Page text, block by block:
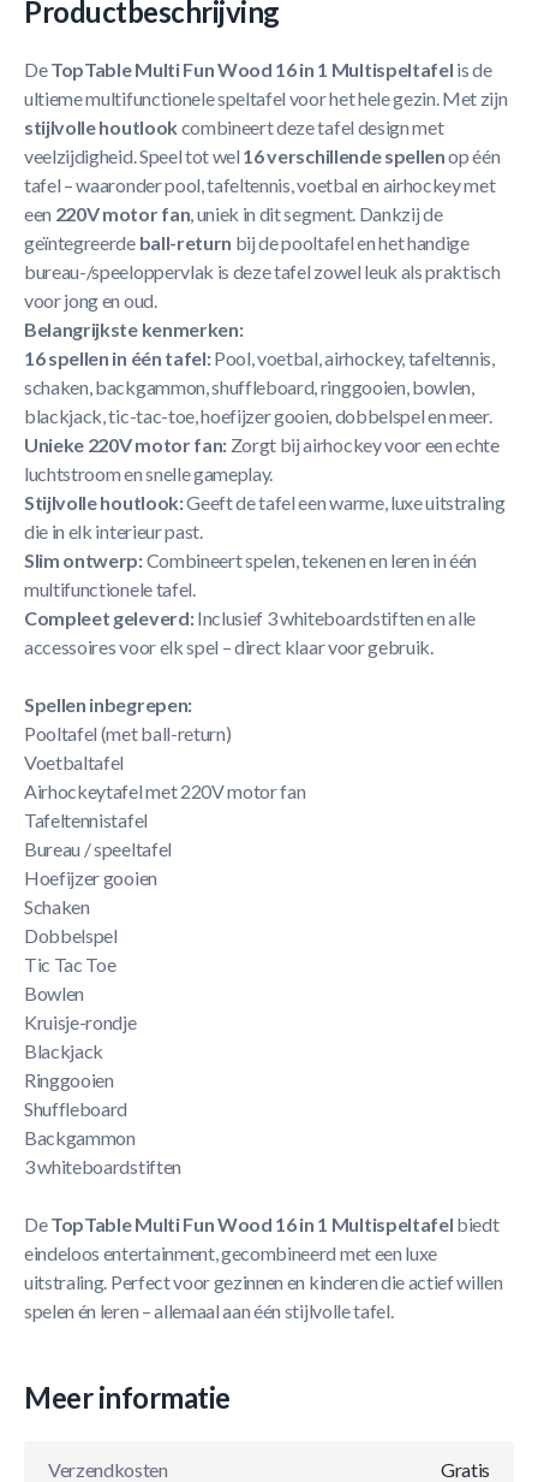
Productbeschrijving
DeTopTable Multi Fun Wood 16 in 1 Multispeltafel is de
ultieme multifunctionele speltafel voor het hele gezin. Met zijn
stijlvolle houtlook combineert deze tafel design met
veelzijdigheid. Speel tot wel 16 verschillende spellenop één
tafel – waaronder pool, tafeltennis, voetbal en airhockey met
een 220V motor fan, uniek in dit segment. Dankzij de
geïntegreerde ball-return bij de pooltafel en het handige
bureau-/speeloppervlak is deze tafel zowel leuk als praktisch
voor jong en oud.
Belangrijkste kenmerken:
16 spellen in één tafel:Pool, voetbal, airhockey, tafeltennis,
schaken, backgammon, shuffleboard, ringgooien, bowlen,
blackjack, tic-tac-toe, hoefijzer gooien, dobbelspel en meer.
Unieke 220V motor fan:Zorgt bij airhockey voor een echte
luchtstroom en snelle gameplay.
Stijlvolle houtlook:Geeft de tafel een warme, luxe uitstraling
die in elk interieur past.
Slim ontwerp:Combineert spelen, tekenen en leren in één
multifunctionele tafel.
Compleet geleverd:Inclusief 3 whiteboardstiften en alle
accessoires voor elk spel – direct klaar voor gebruik.
Spellen inbegrepen:
Pooltafel (met ball-return)
Voetbaltafel
Airhockeytafel met 220V motor fan
Tafeltennistafel
Bureau / speeltafel
Hoefijzer gooien
Schaken
Dobbelspel
Tic Tac Toe
Bowlen
Kruisje-rondje
Blackjack
Ringgooien
Shuffleboard
Backgammon
3 whiteboardstiften
DeTopTable Multi Fun Wood 16 in 1 Multispeltafel biedt
eindeloos entertainment, gecombineerd met een luxe
uitstraling. Perfect voor gezinnen en kinderen die actief willen
spelen én leren – allemaal aan één stijlvolle tafel.
Meer informatie
Verzendkosten Gratis